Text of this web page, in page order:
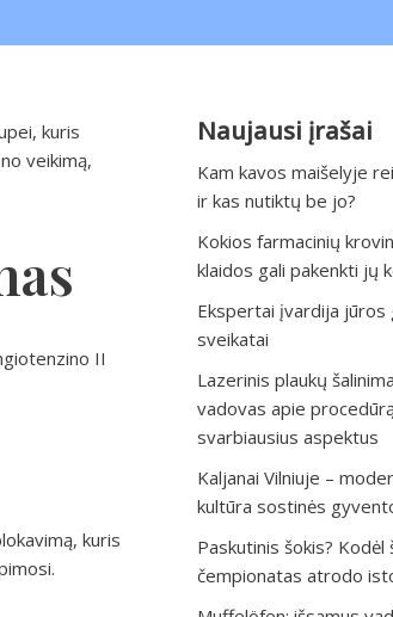
kuris
veikimą,
II
kuris
Naujausi įrašai
Kam kavos maišelyje
ir kas nutiktų be jo?
Kokios farmacinių
klaidos gali pakenkti jų
Ekspertai įvardija jūros
sveikatai
Lazerinis plaukų
vadovas apie
svarbiausius aspektus
Kaljanai Vilniuje –
kultūra sostinės
Paskutinis šokis? Kodėl
čempionatas atrodo